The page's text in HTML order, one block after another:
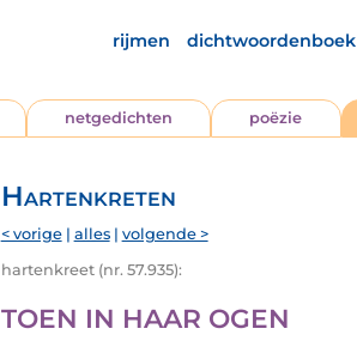
rijmen dichtwoordenboek
netgedichten poëzie
Hartenkreten
< vorige| alles| volgende >
hartenkreet (nr. 57.935):
TOEN IN HAAR OGEN